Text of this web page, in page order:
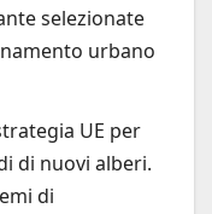
selezionate
urbano
UE per
di nuovi alberi.
di